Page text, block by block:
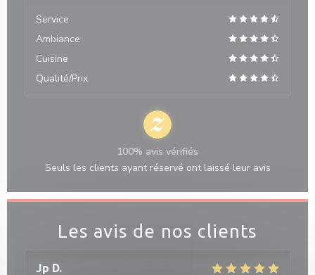
Les avis de nos clients
Jp D
Service
Ambiance
Cuisine
Qualité/Prix
100% avis vérifiés
Seuls les clients ayant réservé ont laissé leur avis